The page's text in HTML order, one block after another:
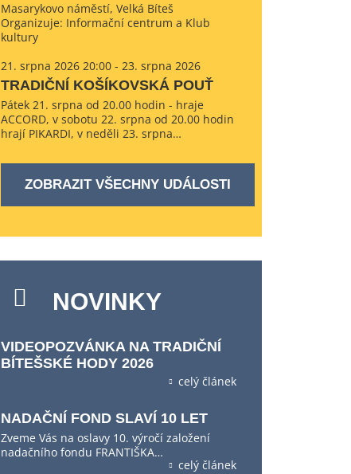
Masarykovo náměstí, Velká Bíteš
Organizuje: Informační centrum a Klub
kultury
21. srpna 2026 20:00 - 23. srpna 2026
TRADIČNÍ KOŠÍKOVSKÁ POUŤ
Pátek 21. srpna od 20.00 hodin - hraje
ACCORD, v sobotu 22. srpna od 20.00 hodin
hrají PIKARDI, v neděli 23. srpna…
ZOBRAZIT VŠECHNY UDÁLOSTI
NOVINKY
VIDEOPOZVÁNKA NA TRADIČNÍ
BÍTEŠSKÉ HODY 2026
celý článek
NADAČNÍ FOND SLAVÍ 10 LET
Zveme Vás na oslavy 10. výročí založení
nadačního fondu FRANTIŠKA…
celý článek